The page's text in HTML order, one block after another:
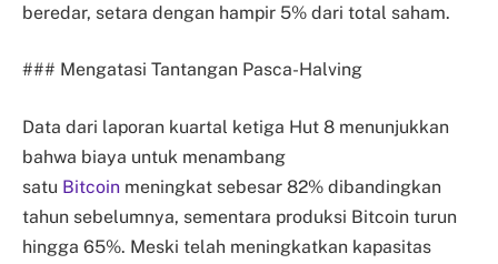
beredar, setara dengan hampir 5% dari total saham.
### Mengatasi Tantangan Pasca-Halving
Data dari laporan kuartal ketiga Hut 8 menunjukkan
bahwa biaya untuk menambang
satu Bitcoin meningkat sebesar 82% dibandingkan
tahun sebelumnya, sementara produksi Bitcoin turun
hingga 65%. Meski telah meningkatkan kapasitas